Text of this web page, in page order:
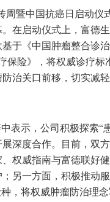
周暨中国抗癌日启动
在启动仪式上，富德
于《中国肿瘤整合诊
保险》，将权威诊疗
治关口前移，切实减
表示，公司积极探索“
深度合作。目前，双
权威指南与富德联好
另一方面，积极推动
，将权威肿瘤防治理